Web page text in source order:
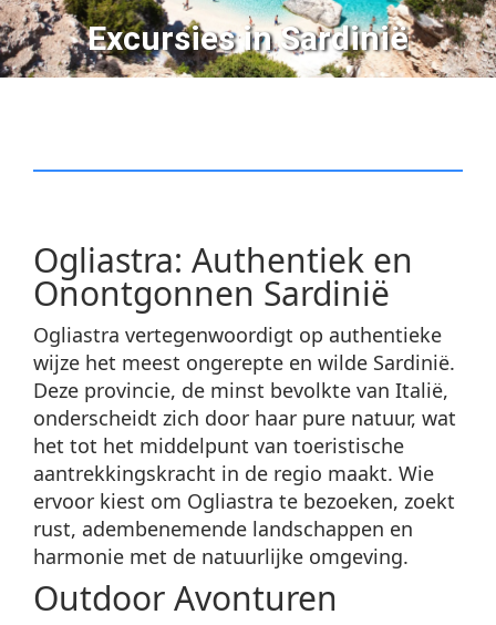
Excursies in Sardinië
Ogliastra: Authentiek en
Onontgonnen Sardinië
Ogliastra vertegenwoordigt op authentieke
wijze het meest ongerepte en wilde Sardinië.
Deze provincie, de minst bevolkte van Italië,
onderscheidt zich door haar pure natuur, wat
het tot het middelpunt van toeristische
aantrekkingskracht in de regio maakt. Wie
ervoor kiest om Ogliastra te bezoeken, zoekt
rust, adembenemende landschappen en
harmonie met de natuurlijke omgeving.
Outdoor Avonturen